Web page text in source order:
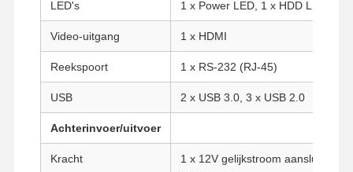
LED's 1 x Power LED, 1 x HDD LED
Video-uitgang 1 x HDMI
Reekspoort 1 x RS-232 (RJ-45)
USB 2 x USB 3.0, 3 x USB 2.0
Achterinvoer/uitvoer
Kracht
1 x 12V gelijkstroom aansluiting,